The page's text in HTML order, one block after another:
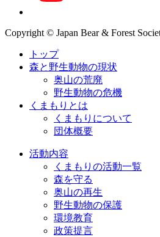
Copyright © Japan Bear & Forest
トップ
森と野生動物の現状
奥山の荒廃
野生動物の危機
くまもりとは
くまもりについて
団体概要
活動内容
くまもりの活動一覧
森を守る
奥山の再生
野生動物の保護
環境教育
政策提言